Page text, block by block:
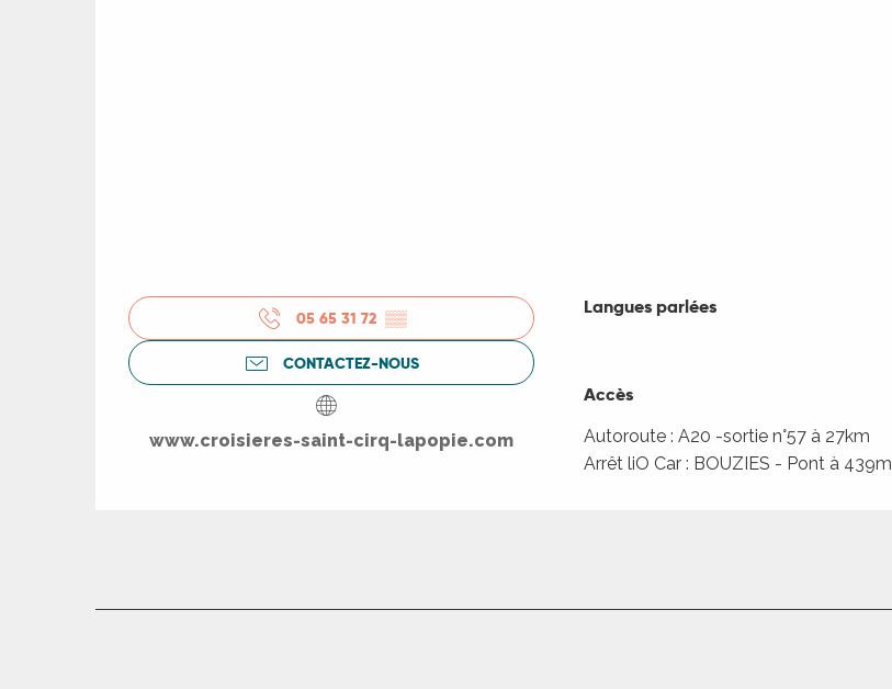
05 65 31 72 ▒▒
CONTACTEZ-NOUS
www.croisieres-saint-cirq-lapopie.com
Langues parlées
Langues parlées
Accès
Accès
Autoroute : A20 -sortie n°57 à 27km
Arrêt liO Car : BOUZIES - Pont à 439m